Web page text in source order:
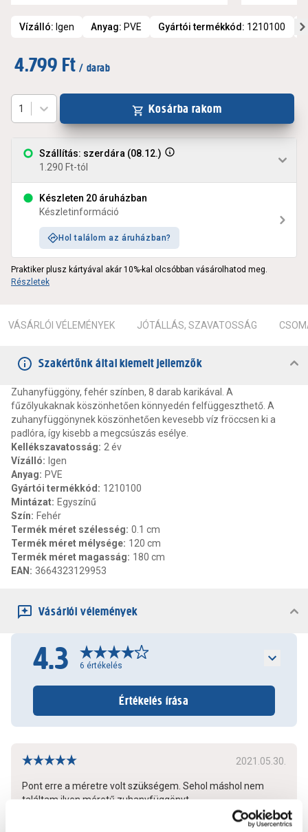
Vízálló: Igen Anyag: PVE Gyártói termékkód: 1210100
4.799 Ft / darab
Szállítás: szerdára (08.12.)
1.290 Ft-tól
Készleten 20 áruházban
Készletinformáció
Hol találom az áruházban?
1 Kosárba rakom
Praktiker plusz kártyával akár 10%-kal olcsóbban vásárolhatod meg.
Részletek
VÁSÁRLÓI VÉLEMÉNYEK JÓTÁLLÁS, SZAVATOSSÁG
Szakértőnk által kiemelt jellemzők
Zuhanyfüggöny, fehér színben, 8 darab karikával. A
fűzőlyukaknak köszönhetően könnyedén felfüggeszthető. A
zuhanyfüggönynek köszönhetően kevesebb víz fröccsen ki a
padlóra, így kisebb a megcsúszás esélye.
Kellékszavatosság: 2 év
Vízálló: Igen
Anyag: PVE
Gyártói termékkód : 1210100
Mintázat: Egyszínű
Szín: Fehér
Termék méret szélesség: 0.1 cm
Termék méret mélysége: 120 cm
Termék méret magasság: 180 cm
EAN : 3664323129953
Vásárlói vélemények
4.3 6 értékelés
Értékelés írása
2021.05.30.
Pont erre a méretre volt szükségem. Sehol máshol nem
találtam ilyen méretű zuhanyfüggönyt.